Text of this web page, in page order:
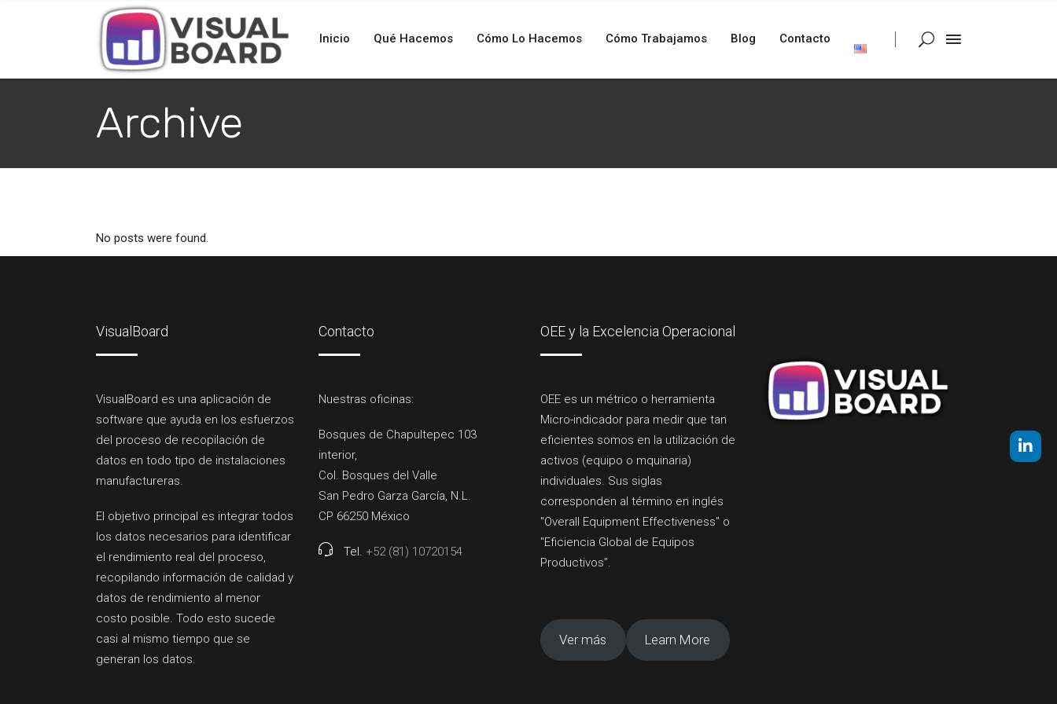
Inicio Qué Hacemos Cómo Lo Hacemos Cómo Trabajamos Blog Contacto
Archive
No posts were found.
VisualBoard
VisualBoard es una aplicación de
software que ayuda en los esfuerzos
del proceso de recopilación de
datos en todo tipo de instalaciones
manufactureras.
El objetivo principal es integrar todos
los datos necesarios para identificar
el rendimiento real del proceso,
recopilando información de calidad y
datos de rendimiento al menor
costo posible. Todo esto sucede
casi al mismo tiempo que se
generan los datos.
Contacto
Nuestras oficinas:
Bosques de Chapultepec 103
interior,
Col. Bosques del Valle
San Pedro Garza García, N.L.
CP 66250 México
Tel. +52 (81) 10720154
OEE y la Excelencia Operacional
OEE es un métrico o herramienta
Micro-indicador para medir que tan
eficientes somos en la utilización de
activos (equipo o mquinaria)
individuales. Sus siglas
corresponden al término en inglés
"Overall Equipment Effectiveness" o
"Eficiencia Global de Equipos
Productivos”.
Ver más Learn More